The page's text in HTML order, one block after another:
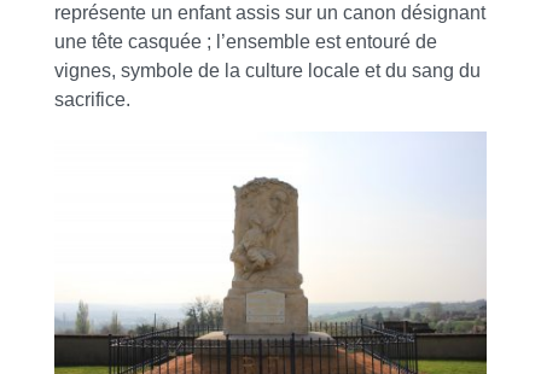
représente un enfant assis sur un canon désignant
une tête casquée ; l’ensemble est entouré de
vignes, symbole de la culture locale et du sang du
sacrifice.